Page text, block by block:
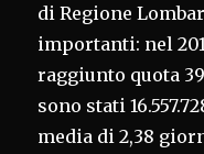
di Regione
importanti: nel
raggiunto quota
sono stati
media di 2,38